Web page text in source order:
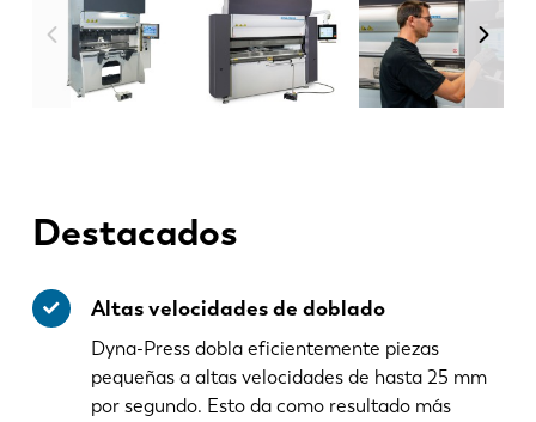
Destacados
Altas velocidades de doblado
Dyna-Press dobla eficientemente piezas
pequeñas a altas velocidades de hasta 25 mm
por segundo. Esto da como resultado más